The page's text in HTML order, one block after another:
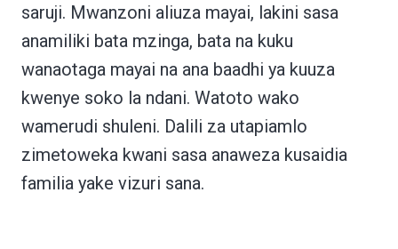
saruji. Mwanzoni aliuza mayai, lakini sasa
anamiliki bata mzinga, bata na kuku
wanaotaga mayai na ana baadhi ya kuuza
kwenye soko la ndani. Watoto wako
wamerudi shuleni. Dalili za utapiamlo
zimetoweka kwani sasa anaweza kusaidia
familia yake vizuri sana.